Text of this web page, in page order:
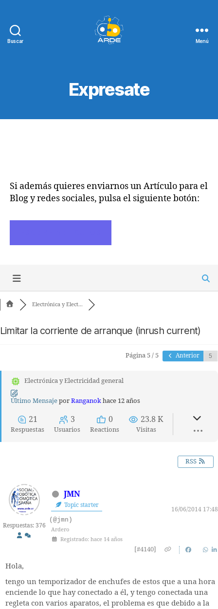
Buscar Menú
Expresate
Si además quieres enviarnos un Artículo para el
Blog y redes sociales, pulsa el siguiente botón:
Electrónica y Elect...
Limitar la corriente de arranque (inrush current)
Página 5 / 5 Anterior
Electrónica y Electricidad general
Último MensajeporRanganokhace 12 años
21
Respuestas
3
Usuarios
0
Reactions
23.8 K
Visitas
RSS
Respuestas: 376
JMN
Topic starter
16/06/2014 17:48
(@jmn)
Ardero
Registrado: hace 14 años
[#4140]
Hola,
tengo un temporizador de enchufes de estos que a una hora
enciende lo que hay conectado a él, y tengo conectada una
regleta con varios aparatos, el problema es que debido a la